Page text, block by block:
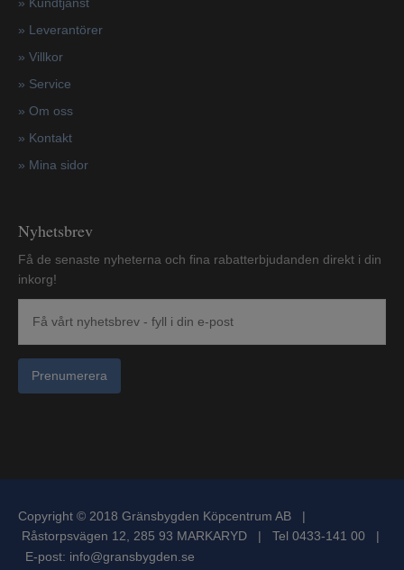
» Leverantörer
» Villkor
» Service
» Om oss
» Kontakt
» Mina sidor
Nyhetsbrev
Få de senaste nyheterna och fina rabatterbjudanden direkt i din
inkorg!
Prenumerera
Copyright © 2018 Gränsbygden Köpcentrum AB |
Råstorpsvägen 12, 285 93 MARKARYD | Tel 0433-141 00 |
E-post: info@gransbygden.se